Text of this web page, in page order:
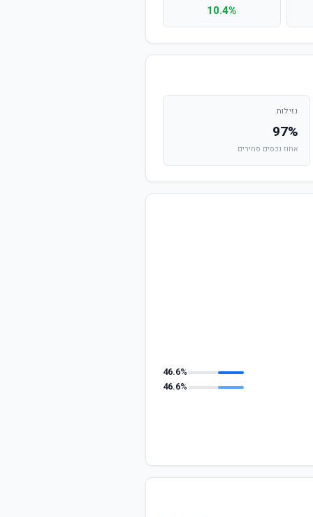
10.4%
נזילות
97%
אחוז נכסים סחירים
46.6%
46.6%